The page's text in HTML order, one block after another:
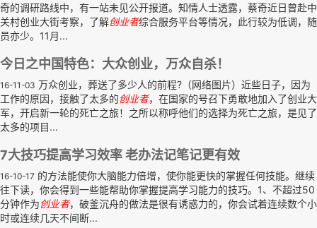
奇的调研路线中，有一站未见公开报道。知情人士透露，蔡奇近日曾赴中
关村创业大街考察，了解创业者综合服务平台等情况，此行较为低调，随
员亦少。11月...
今日之中国特色：大众创业，万众自杀！
16-11-03 万众创业，葬送了多少人的前程?（网络图片）近些日子，因为
工作的原因，接触了太多的创业者，在国家的号召下勇敢地加入了创业大
军，开启新一轮的死亡之旅！之所以称呼他们的选择为死亡之旅，是见了
太多的项目...
7大技巧提高学习效率 老办法记笔记更有效
16-10-17 的方法能使你大脑能力倍增，使你能更快的掌握任何技能。继续
往下读，你会得到一些能帮助你掌握提高学习能力的技巧。1、不超过50
分钟作为创业者，破釜沉舟的做法是很有诱惑力的，你会试着连续数个小
时或连续几天不间断...